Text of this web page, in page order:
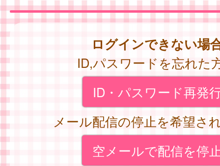
ログインできない場
ID,パスワードを忘れた
ID・パスワード再発
メール配信の停止を希望さ
空メールで配信を停